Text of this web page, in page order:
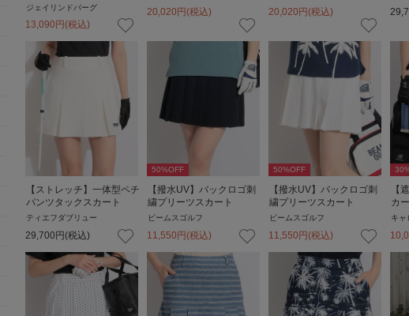
ジェイリンドバーグ
13,090 円 (税込)
20,020 円 (税込) 20,020 円 (税込)
【ストレッチ】一体型ペチ
パンツタックスカート
ティエフダブリュー
29,700円(税込)
50%OFF
【撥水UV】バックロゴ刺
繍プリーツスカート
ビームスゴルフ
11,550円(税込)
50%OFF
【撥水UV】バックロゴ刺
繍プリーツスカート
ビームスゴルフ
11,550円(税込)
30
【
カ
キャ